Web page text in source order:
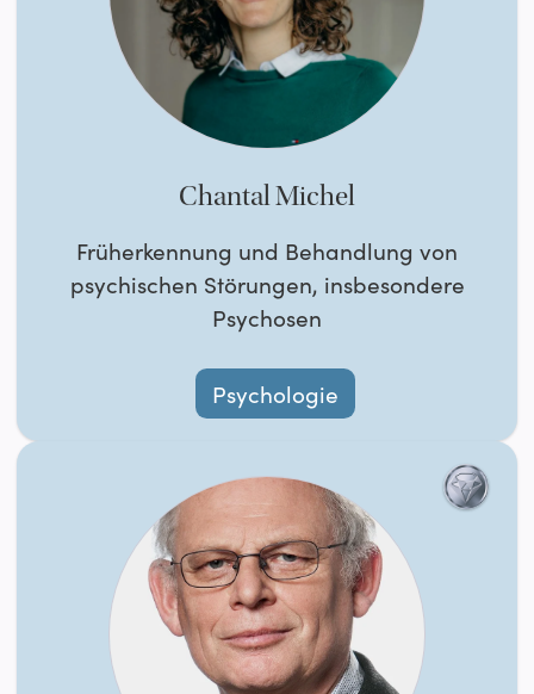
Chantal Michel
Früherkennung und Behandlung von
psychischen Störungen, insbesondere
Psychosen
Psychologie